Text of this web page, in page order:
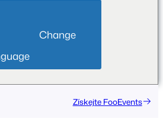
Získejte FooEvents